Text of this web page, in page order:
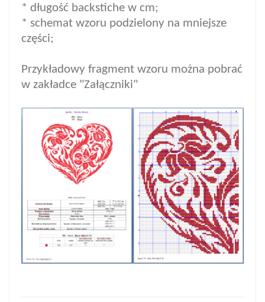
* długość backstiche w cm;
* schemat wzoru podzielony na mniejsze
części;
Przykładowy fragment wzoru można pobrać
w zakładce "Załączniki"